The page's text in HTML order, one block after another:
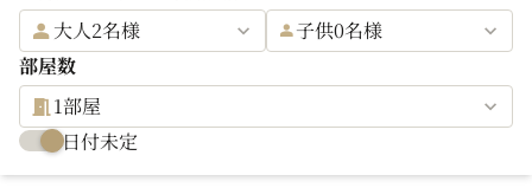
大人2名様
子供0名様
部屋数
1部屋
日付未定